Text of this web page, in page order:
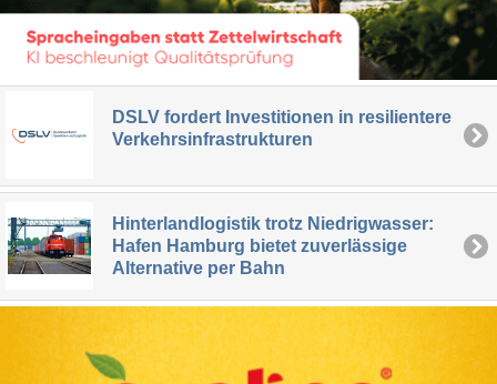
DSLV fordert Investitionen in resilientere
Verkehrsinfrastrukturen
Hinterlandlogistik trotz Niedrigwasser:
Hafen Hamburg bietet zuverlässige
Alternative per Bahn